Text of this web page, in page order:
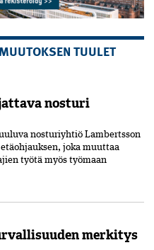
TUULET
nosturi
nosturiyhtiö Lambertsson
joka muuttaa
työtä myös työmaan
merkitys